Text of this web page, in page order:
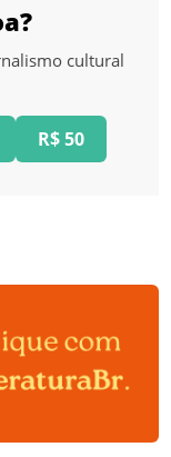
cultural
R$ 50